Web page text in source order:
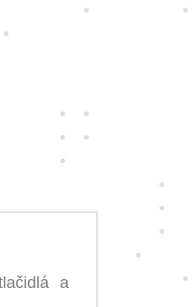
a